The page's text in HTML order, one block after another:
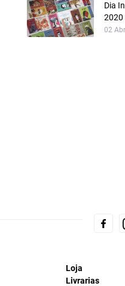
Dia
2020
02
Loja
Livrarias